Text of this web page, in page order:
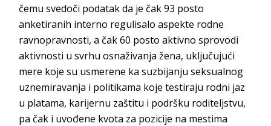
čemu svedoči podatak da je čak 93 posto
anketiranih interno regulisalo aspekte rodne
ravnopravnosti, a čak 60 posto aktivno sprovodi
aktivnosti u svrhu osnaživanja žena, uključujući
mere koje su usmerene ka suzbijanju seksualnog
uznemiravanja i politikama koje testiraju rodni jaz
u platama, karijernu zaštitu i podršku roditeljstvu,
pa čak i uvođene kvota za pozicije na mestima